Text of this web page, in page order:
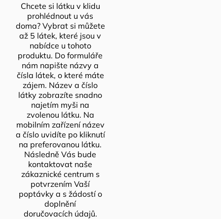
Chcete si látku v klidu
prohlédnout u vás
doma? Vybrat si můžete
až 5 látek, které jsou v
nabídce u tohoto
produktu. Do formuláře
nám napište názvy a
čísla látek, o které máte
zájem. Název a číslo
látky zobrazíte snadno
najetím myši na
zvolenou látku. Na
mobilním zařízení název
a číslo uvidíte po kliknutí
na preferovanou látku.
Následně Vás bude
kontaktovat naše
zákaznické centrum s
potvrzením Vaší
poptávky a s žádostí o
doplnění
doručovacích údajů.